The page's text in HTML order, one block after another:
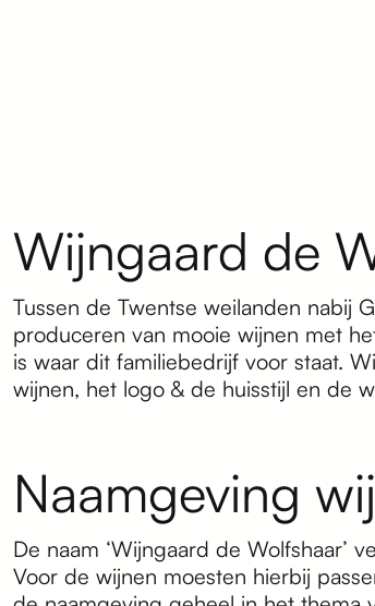
Wijngaard de
Tussen de Twentse weilanden nabij
produceren van mooie wijnen met
is waar dit familiebedrijf voor staat.
wijnen, het logo & de huisstijl en de
Naamgeving
De naam ‘Wijngaard de Wolfshaar’
Voor de wijnen moesten hierbij